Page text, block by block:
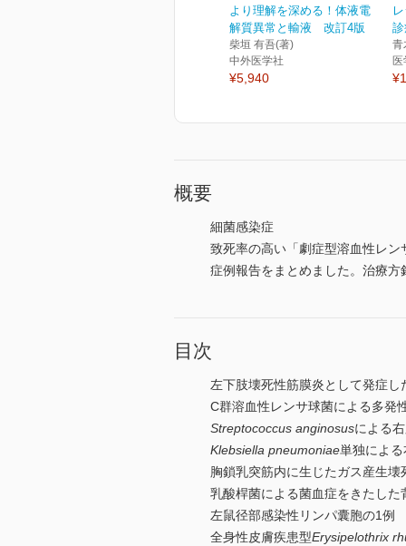
より理解を深める！体液電
解質異常と輸液 改訂4版
柴垣 有吾(著)
中外医学社
¥5,940
青
概要
細菌感染症
致死率の高い「劇症型溶血性レ
症例報告をまとめました。治療
目次
左下肢壊死性筋膜炎として発症
C群溶血性レンサ球菌による多
Streptococcus anginosusによる
Klebsiella pneumoniae単独によ
胸鎖乳突筋内に生じたガス産生
乳酸桿菌による菌血症をきたし
左鼠径部感染性リンパ囊胞の1例
全身性皮膚疾患型Erysipelothrix